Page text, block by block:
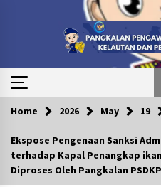
Trending Now
Peduli Anak
Muharram
Home 2026 May 19
Ekspose Pengenaan Sanksi
terhadap Kapal Penangkap
Diproses Oleh Pangkalan